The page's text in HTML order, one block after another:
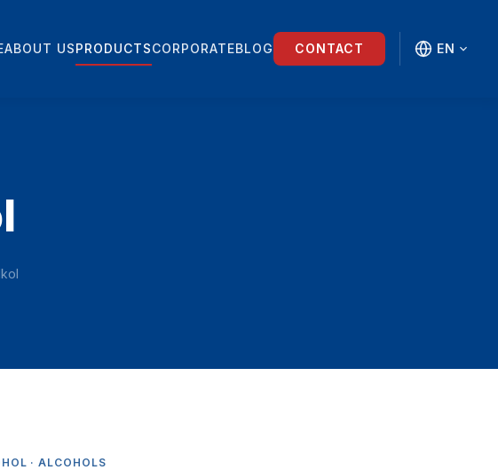
ABOUT USPRODUCTSCORPORATEBLOG CONTACT EN
· ALCOHOLS